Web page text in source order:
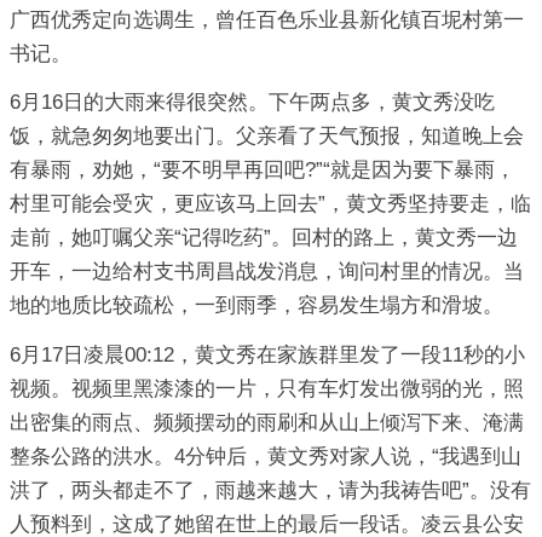
广西优秀定向选调生，曾任百色乐业县新化镇百坭村第一
书记。
6月16日的大雨来得很突然。下午两点多，黄文秀没吃
饭，就急匆匆地要出门。父亲看了天气预报，知道晚上会
有暴雨，劝她，“要不明早再回吧?”“就是因为要下暴雨，
村里可能会受灾，更应该马上回去”，黄文秀坚持要走，临
走前，她叮嘱父亲“记得吃药”。回村的路上，黄文秀一边
开车，一边给村支书周昌战发消息，询问村里的情况。当
地的地质比较疏松，一到雨季，容易发生塌方和滑坡。
6月17日凌晨00:12，黄文秀在家族群里发了一段11秒的小
视频。视频里黑漆漆的一片，只有车灯发出微弱的光，照
出密集的雨点、频频摆动的雨刷和从山上倾泻下来、淹满
整条公路的洪水。4分钟后，黄文秀对家人说，“我遇到山
洪了，两头都走不了，雨越来越大，请为我祷告吧”。没有
人预料到，这成了她留在世上的最后一段话。凌云县公安